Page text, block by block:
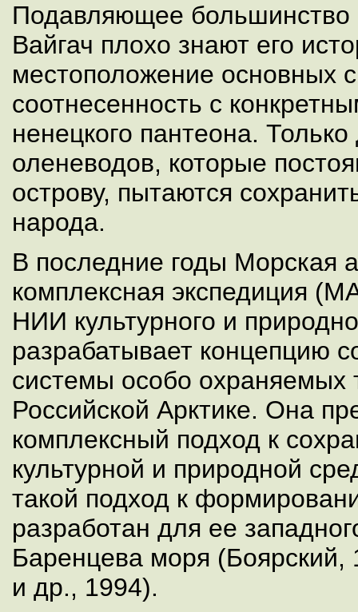
Подавляющее большинство
Вайгач плохо знают его
местоположение основных
соотнесенность с
ненецкого пантеона.
оленеводов, которые
острову, пытаются
народа.
В последние годы Морская
комплексная экспедиция
НИИ культурного и
разрабатывает концепцию
системы особо охраняемых
Российской Арктике. Она
комплексный подход к
культурной и природной
такой подход к
разработан для ее
Баренцева моря (Боярский,
и др., 1994).